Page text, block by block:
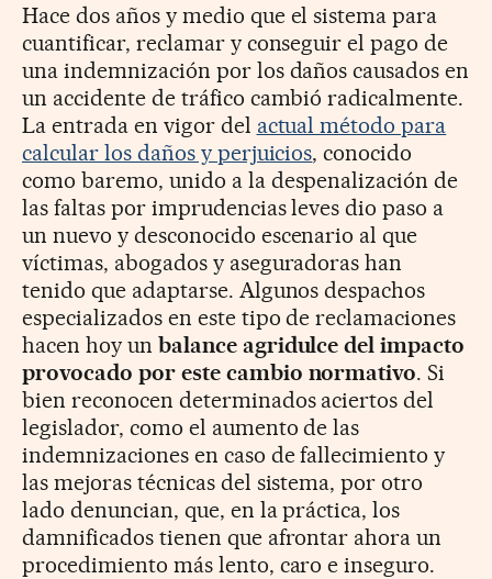
Hace dos años y medio que el sistema para
cuantificar, reclamar y conseguir el pago de
una indemnización por los daños causados en
un accidente de tráfico cambió radicalmente.
La entrada en vigor del actual método para
calcular los daños y perjuicios, conocido
como baremo, unido a la despenalización de
las faltas por imprudencias leves dio paso a
un nuevo y desconocido escenario al que
víctimas, abogados y aseguradoras han
tenido que adaptarse. Algunos despachos
especializados en este tipo de reclamaciones
hacen hoy un balance agridulce del impacto
provocado por este cambio normativo. Si
bien reconocen determinados aciertos del
legislador, como el aumento de las
indemnizaciones en caso de fallecimiento y
las mejoras técnicas del sistema, por otro
lado denuncian, que, en la práctica, los
damnificados tienen que afrontar ahora un
procedimiento más lento, caro e inseguro.